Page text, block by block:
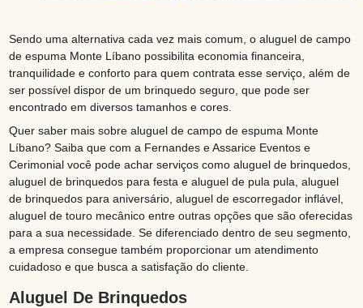
Sendo uma alternativa cada vez mais comum, o aluguel de campo
de espuma Monte Líbano possibilita economia financeira,
tranquilidade e conforto para quem contrata esse serviço, além de
ser possível dispor de um brinquedo seguro, que pode ser
encontrado em diversos tamanhos e cores.
Quer saber mais sobre aluguel de campo de espuma Monte
Líbano? Saiba que com a Fernandes e Assarice Eventos e
Cerimonial você pode achar serviços como aluguel de brinquedos,
aluguel de brinquedos para festa e aluguel de pula pula, aluguel
de brinquedos para aniversário, aluguel de escorregador inflável,
aluguel de touro mecânico entre outras opções que são oferecidas
para a sua necessidade. Se diferenciado dentro de seu segmento,
a empresa consegue também proporcionar um atendimento
cuidadoso e que busca a satisfação do cliente.
Aluguel De Brinquedos